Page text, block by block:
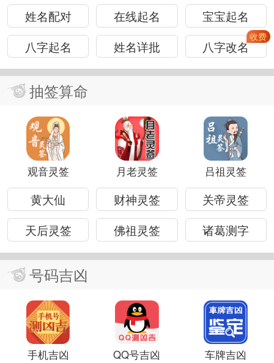
姓名配对 在线起名
宝宝起名
八字起名
姓名详批 八字改名
抽签算命
观音灵签 月老灵签 吕祖灵签
黄大仙 财神灵签
关帝灵签
天后灵签
佛祖灵签 诸葛测字
号码吉凶
手机吉凶 QQ号吉凶 车牌吉凶